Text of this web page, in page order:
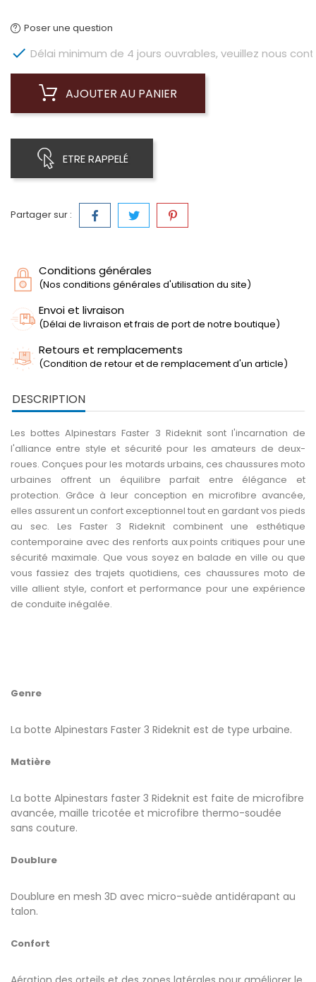
Poser une question
 Délai minimum de 4 jours ouvrables, veuillez nous
AJOUTER AU PANIER
ETRE RAPPELÉ
Partager sur :
Conditions générales
(Nos conditions générales d'utilisation du site)
Envoi et livraison
(Délai de livraison et frais de port de notre boutique)
Retours et remplacements
(Condition de retour et de remplacement d'un article)
DESCRIPTION
Les bottes Alpinestars Faster 3 Rideknit sont l'incarnation de
l'alliance entre style et sécurité pour les amateurs de deux-
roues. Conçues pour les motards urbains, ces chaussures moto
urbaines offrent un équilibre parfait entre élégance et
protection. Grâce à leur conception en microfibre avancée,
elles assurent un confort exceptionnel tout en gardant vos pieds
au sec. Les Faster 3 Rideknit combinent une esthétique
contemporaine avec des renforts aux points critiques pour une
sécurité maximale. Que vous soyez en balade en ville ou que
vous fassiez des trajets quotidiens, ces chaussures moto de
ville allient style, confort et performance pour une expérience
de conduite inégalée.
Genre
La botte Alpinestars Faster 3 Rideknit est de type urbaine.
Matière
La botte Alpinestars faster 3 Rideknit est faite de microfibre
avancée, maille tricotée et microfibre thermo-soudée
sans couture.
Doublure
Doublure en mesh 3D avec micro-suède antidérapant au
talon.
Confort